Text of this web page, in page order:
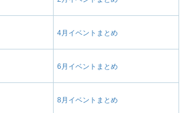
4月イベントまとめ
6月イベントまとめ
8月イベントまとめ